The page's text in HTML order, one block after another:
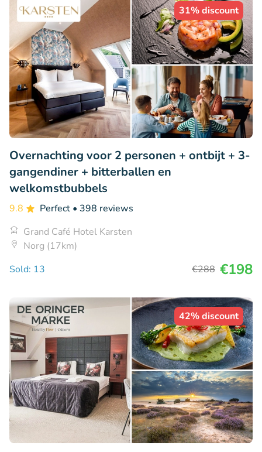
31% discount
Overnachting voor 2 personen + ontbijt + 3-
gangendiner + bitterballen en
welkomstbubbels
9.8 Perfect • 398 reviews
Grand Café Hotel Karsten
Norg (17km)
Sold: 13
€288 €198
42% discount